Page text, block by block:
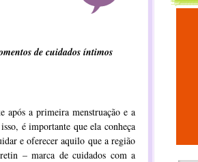
de cuidados íntimos
após a primeira menstruação e a
é importante que ela conheça
e oferecer aquilo que a região
– marca de cuidados com a